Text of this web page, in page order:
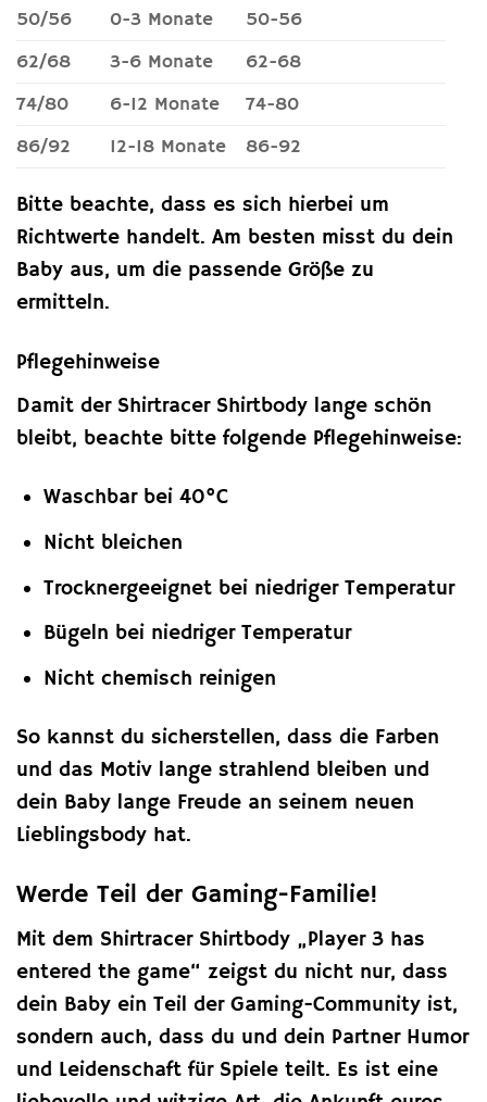
50/56
0-3 Monate
50-56
62/68
3-6 Monate
62-68
74/80
6-12 Monate
74-80
86/92
12-18 Monate 86-92
Bitte beachte, dass es sich hierbei um
Richtwerte handelt. Am besten misst du dein
Baby aus, um die passende Größe zu
ermitteln.
Pflegehinweise
Damit der Shirtracer Shirtbody lange schön
bleibt, beachte bitte folgende Pflegehinweise:
Waschbar bei 40°C
Nicht bleichen
Trocknergeeignet bei niedriger Temperatur
Bügeln bei niedriger Temperatur
Nicht chemisch reinigen
So kannst du sicherstellen, dass die Farben
und das Motiv lange strahlend bleiben und
dein Baby lange Freude an seinem neuen
Lieblingsbody hat.
Werde Teil der Gaming-Familie!
Mit dem Shirtracer Shirtbody „Player 3 has
entered the game“ zeigst du nicht nur, dass
dein Baby ein Teil der Gaming-Community ist,
sondern auch, dass du und dein Partner Humor
und Leidenschaft für Spiele teilt. Es ist eine